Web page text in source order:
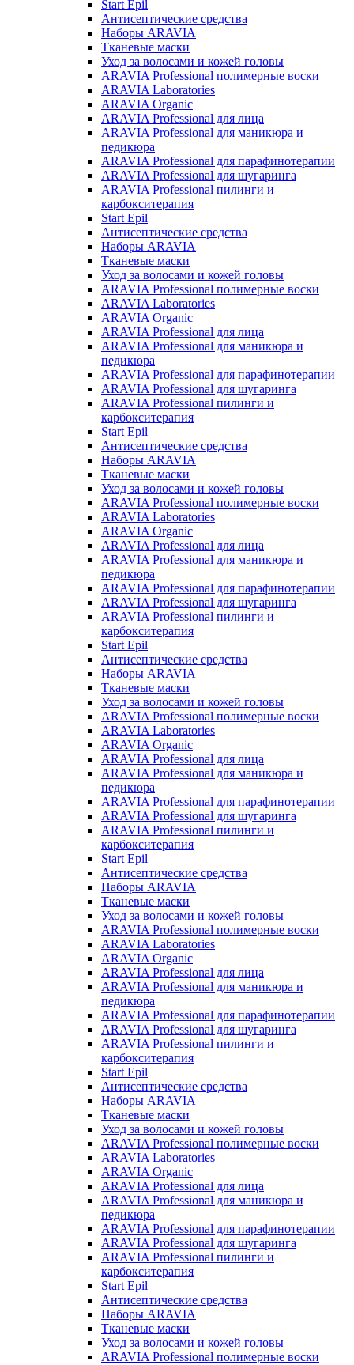
Start Epil
Антисептические средства
Наборы ARAVIA
Тканевые маски
Уход за волосами и кожей головы
ARAVIA Professional полимерные воски
ARAVIA Laboratories
ARAVIA Organic
ARAVIA Professional для лица
ARAVIA Professional для маникюра и
педикюра
ARAVIA Professional для парафинотерапии
ARAVIA Professional для шугаринга
ARAVIA Professional пилинги и
карбокситерапия
Start Epil
Антисептические средства
Наборы ARAVIA
Тканевые маски
Уход за волосами и кожей головы
ARAVIA Professional полимерные воски
ARAVIA Laboratories
ARAVIA Organic
ARAVIA Professional для лица
ARAVIA Professional для маникюра и
педикюра
ARAVIA Professional для парафинотерапии
ARAVIA Professional для шугаринга
ARAVIA Professional пилинги и
карбокситерапия
Start Epil
Антисептические средства
Наборы ARAVIA
Тканевые маски
Уход за волосами и кожей головы
ARAVIA Professional полимерные воски
ARAVIA Laboratories
ARAVIA Organic
ARAVIA Professional для лица
ARAVIA Professional для маникюра и
педикюра
ARAVIA Professional для парафинотерапии
ARAVIA Professional для шугаринга
ARAVIA Professional пилинги и
карбокситерапия
Start Epil
Антисептические средства
Наборы ARAVIA
Тканевые маски
Уход за волосами и кожей головы
ARAVIA Professional полимерные воски
ARAVIA Laboratories
ARAVIA Organic
ARAVIA Professional для лица
ARAVIA Professional для маникюра и
педикюра
ARAVIA Professional для парафинотерапии
ARAVIA Professional для шугаринга
ARAVIA Professional пилинги и
карбокситерапия
Start Epil
Антисептические средства
Наборы ARAVIA
Тканевые маски
Уход за волосами и кожей головы
ARAVIA Professional полимерные воски
ARAVIA Laboratories
ARAVIA Organic
ARAVIA Professional для лица
ARAVIA Professional для маникюра и
педикюра
ARAVIA Professional для парафинотерапии
ARAVIA Professional для шугаринга
ARAVIA Professional пилинги и
карбокситерапия
Start Epil
Антисептические средства
Наборы ARAVIA
Тканевые маски
Уход за волосами и кожей головы
ARAVIA Professional полимерные воски
ARAVIA Laboratories
ARAVIA Organic
ARAVIA Professional для лица
ARAVIA Professional для маникюра и
педикюра
ARAVIA Professional для парафинотерапии
ARAVIA Professional для шугаринга
ARAVIA Professional пилинги и
карбокситерапия
Start Epil
Антисептические средства
Наборы ARAVIA
Тканевые маски
Уход за волосами и кожей головы
ARAVIA Professional полимерные воски